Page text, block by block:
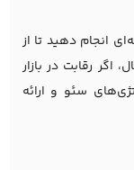
انجام دهید تا از
اگر رقابت در بازار
سئو و ارائه